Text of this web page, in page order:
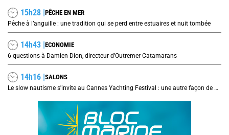
15h28 |PÊCHE EN MER
Pêche à l’anguille : une tradition qui se perd entre estuaires et nuit tombée
14h43 |ECONOMIE
6 questions à Damien Dion, directeur d’Outremer Catamarans
14h16 |SALONS
Le slow nautisme s'invite au Cannes Yachting Festival : une autre façon de naviguer prend le large